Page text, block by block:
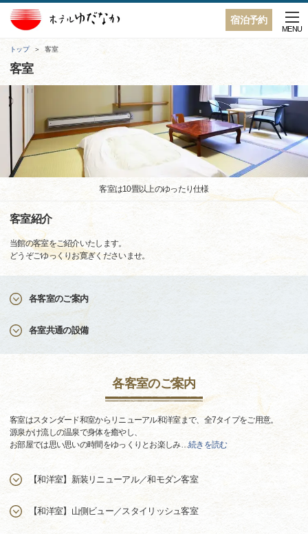
宿泊予約
MENU
トップ 客室
客室
客室は10畳以上のゆったり仕様
客室紹介
当館の客室をご紹介いたします。
どうぞごゆっくりお寛ぎくださいませ。
各客室のご案内
各室共通の設備
各客室のご案内
客室はスタンダード和室からリニューアル和洋室まで、全7タイプをご用意。
源泉かけ流しの温泉で身体を癒やし、
お部屋では思い思いの時間をゆっくりとお楽しみ…続きを読む
【和洋室】新装リニューアル／和モダン客室
【和洋室】山側ビュー／スタイリッシュ客室